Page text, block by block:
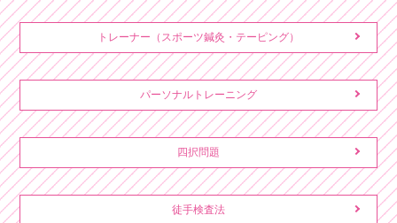
トレーナー（スポーツ鍼灸・テーピング）
パーソナルトレーニング
四択問題
徒手検査法